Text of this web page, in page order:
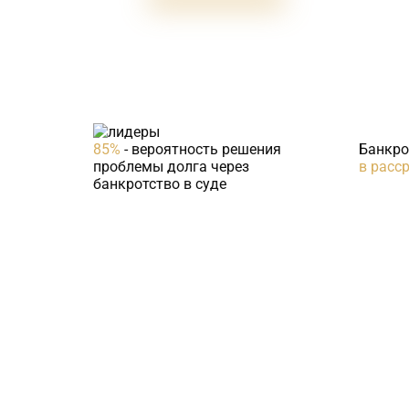
85% - вероятность решения
проблемы долга через
банкротство в суде
в